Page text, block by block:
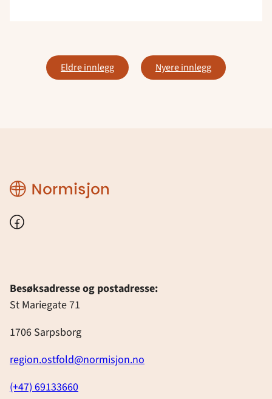
Innleggnavigasjon
Eldre innlegg Nyere innlegg
Region
Østfold
Facebook
Besøksadresse og postadresse:
St Mariegate 71
1706 Sarpsborg
region.ostfold@normisjon.no
(+47) 69133660